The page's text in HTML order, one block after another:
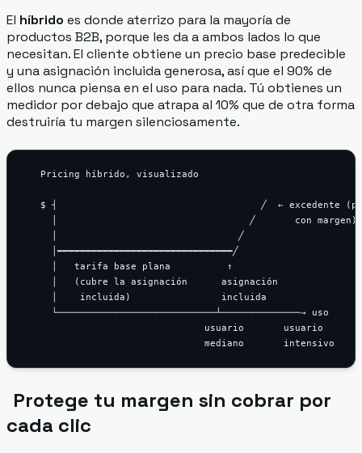
El híbrido es donde aterrizo para la mayoría de
productos B2B, porque les da a ambos lados lo que
necesitan. El cliente obtiene un precio base predecible
y una asignación incluida generosa, así que el 90% de
ellos nunca piensa en el uso para nada. Tú obtienes un
medidor por debajo que atrapa al 10% que de otra forma
destruiría tu margen silenciosamente.
   Pricing híbrido, visualizado
$ ┤                                    ╱  ← excedente
     │                                  ╱       con margen)
     │                                ╱
     │━━━━━━━━━━━━━━━━━━━━━━━━━━━━━━━╱
     │   tarifa base plana          ↑
     │   (cubre la asignación      asignación
     │    incluida)                incluida
     └────────────────────────────┴──────────────→ uso
                                usuario       usuario
Protege tu margen sin cobrar por
cada clic